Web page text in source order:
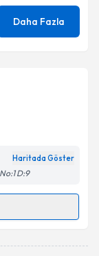
Daha Fazla
Haritada Göster
D:9